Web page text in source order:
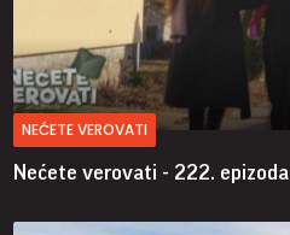
NEĆETE VEROVATI
Nećete verovati - 222. epizoda